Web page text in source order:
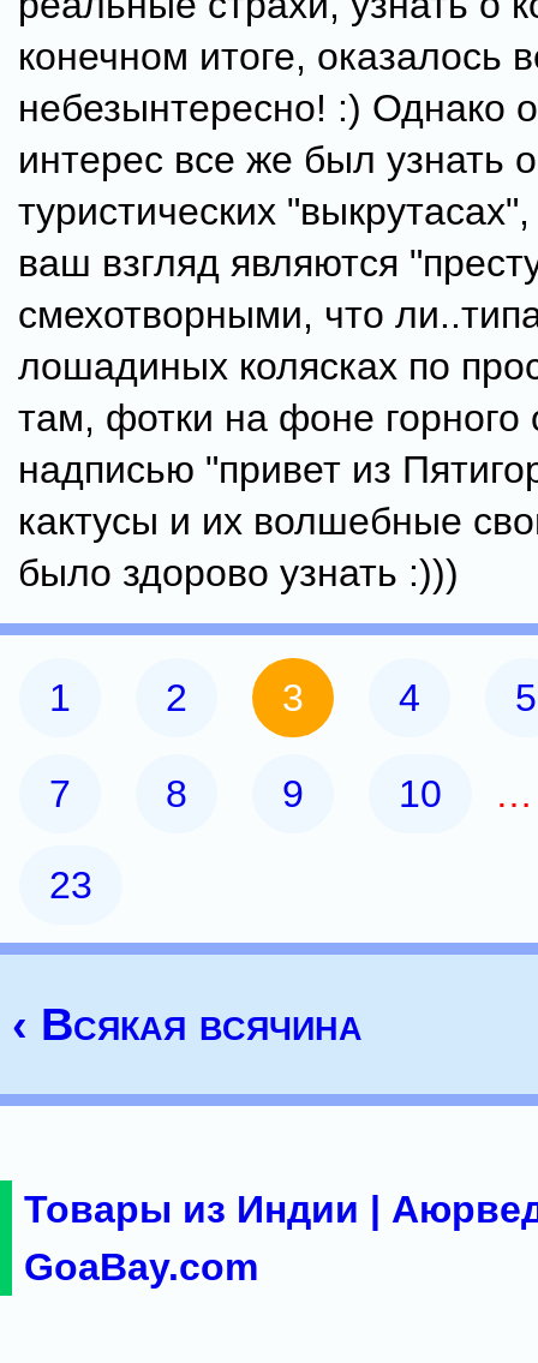
конечном итоге, оказалось
небезынтересно! :) Однако
интерес все же был узнать
туристических
ваш взгляд являются
смехотворными, что
лошадиных колясках по
там, фотки на фоне горного
надписью "привет из
кактусы и их волшебные
было здорово узнать :)))
1 2 3 4 5
7 8 9 10
23
‹ Всякая всячина
Товары из Индии |
GoaBay.com